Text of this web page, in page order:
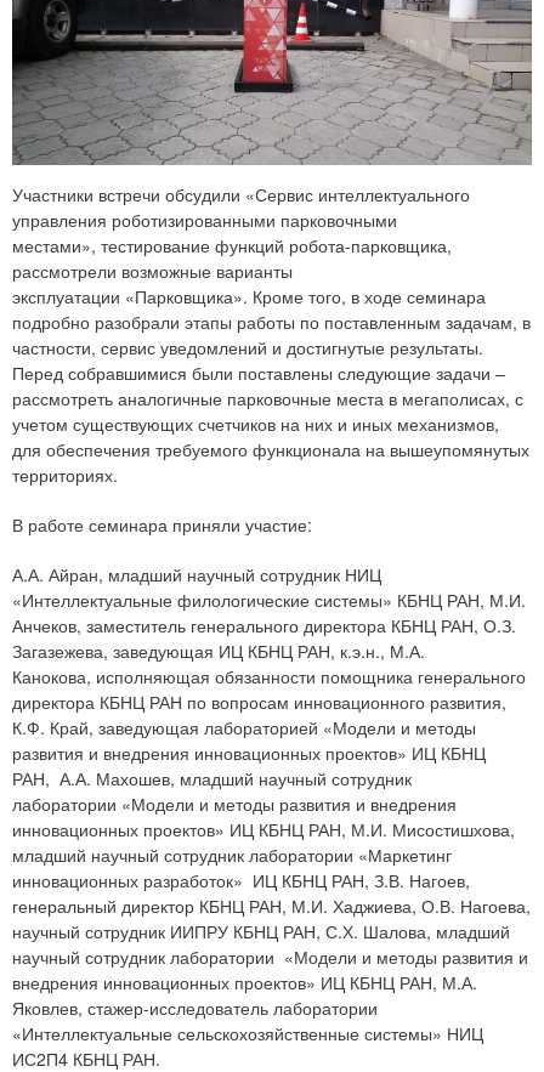
Участники встречи обсудили «Сервис интеллектуального
управления роботизированными парковочными
местами», тестирование функций робота-парковщика,
рассмотрели возможные варианты
эксплуатации «Парковщика». Кроме того, в ходе семинара
подробно разобрали этапы работы по поставленным задачам, в
частности, сервис уведомлений и достигнутые результаты.
Перед собравшимися были поставлены следующие задачи –
рассмотреть аналогичные парковочные места в мегаполисах, с
учетом существующих счетчиков на них и иных механизмов,
для обеспечения требуемого функционала на вышеупомянутых
территориях.
В работе семинара приняли участие:
А.А. Айран, младший научный сотрудник НИЦ
«Интеллектуальные филологические системы» КБНЦ РАН, М.И.
Анчеков, заместитель генерального директора КБНЦ РАН, О.З.
Загазежева, заведующая ИЦ КБНЦ РАН, к.э.н., М.А.
Канокова, исполняющая обязанности помощника генерального
директора КБНЦ РАН по вопросам инновационного развития,
К.Ф. Край, заведующая лабораторией «Модели и методы
развития и внедрения инновационных проектов» ИЦ КБНЦ
РАН, А.А. Махошев, младший научный сотрудник
лаборатории «Модели и методы развития и внедрения
инновационных проектов» ИЦ КБНЦ РАН, М.И. Мисостишхова,
младший научный сотрудник лаборатории «Маркетинг
инновационных разработок» ИЦ КБНЦ РАН, З.В. Нагоев,
генеральный директор КБНЦ РАН, М.И. Хаджиева, О.В. Нагоева,
научный сотрудник ИИПРУ КБНЦ РАН, С.Х. Шалова, младший
научный сотрудник лаборатории «Модели и методы развития и
внедрения инновационных проектов» ИЦ КБНЦ РАН, М.А.
Яковлев, стажер-исследователь лаборатории
«Интеллектуальные сельскохозяйственные системы» НИЦ
ИС2П4 КБНЦ РАН.